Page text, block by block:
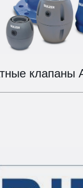
клапаны